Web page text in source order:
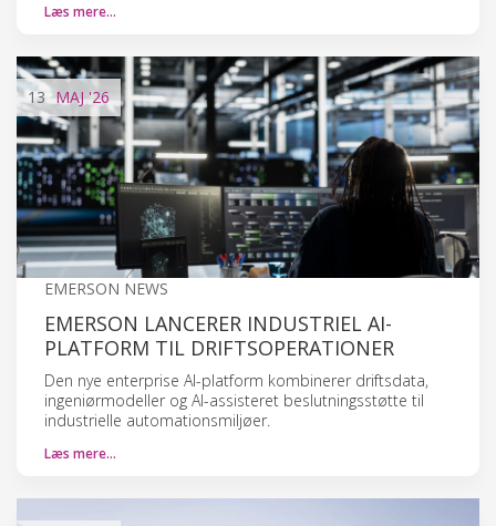
Læs mere…
13 MAJ'26
EMERSON NEWS
EMERSON LANCERER INDUSTRIEL AI-
PLATFORM TIL DRIFTSOPERATIONER
Den nye enterprise AI-platform kombinerer driftsdata,
ingeniørmodeller og AI-assisteret beslutningsstøtte til
industrielle automationsmiljøer.
Læs mere…